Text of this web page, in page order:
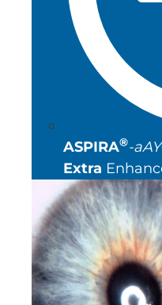
ASPIRA®-
Extra